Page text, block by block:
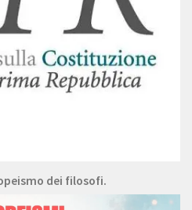
dei filosofi.